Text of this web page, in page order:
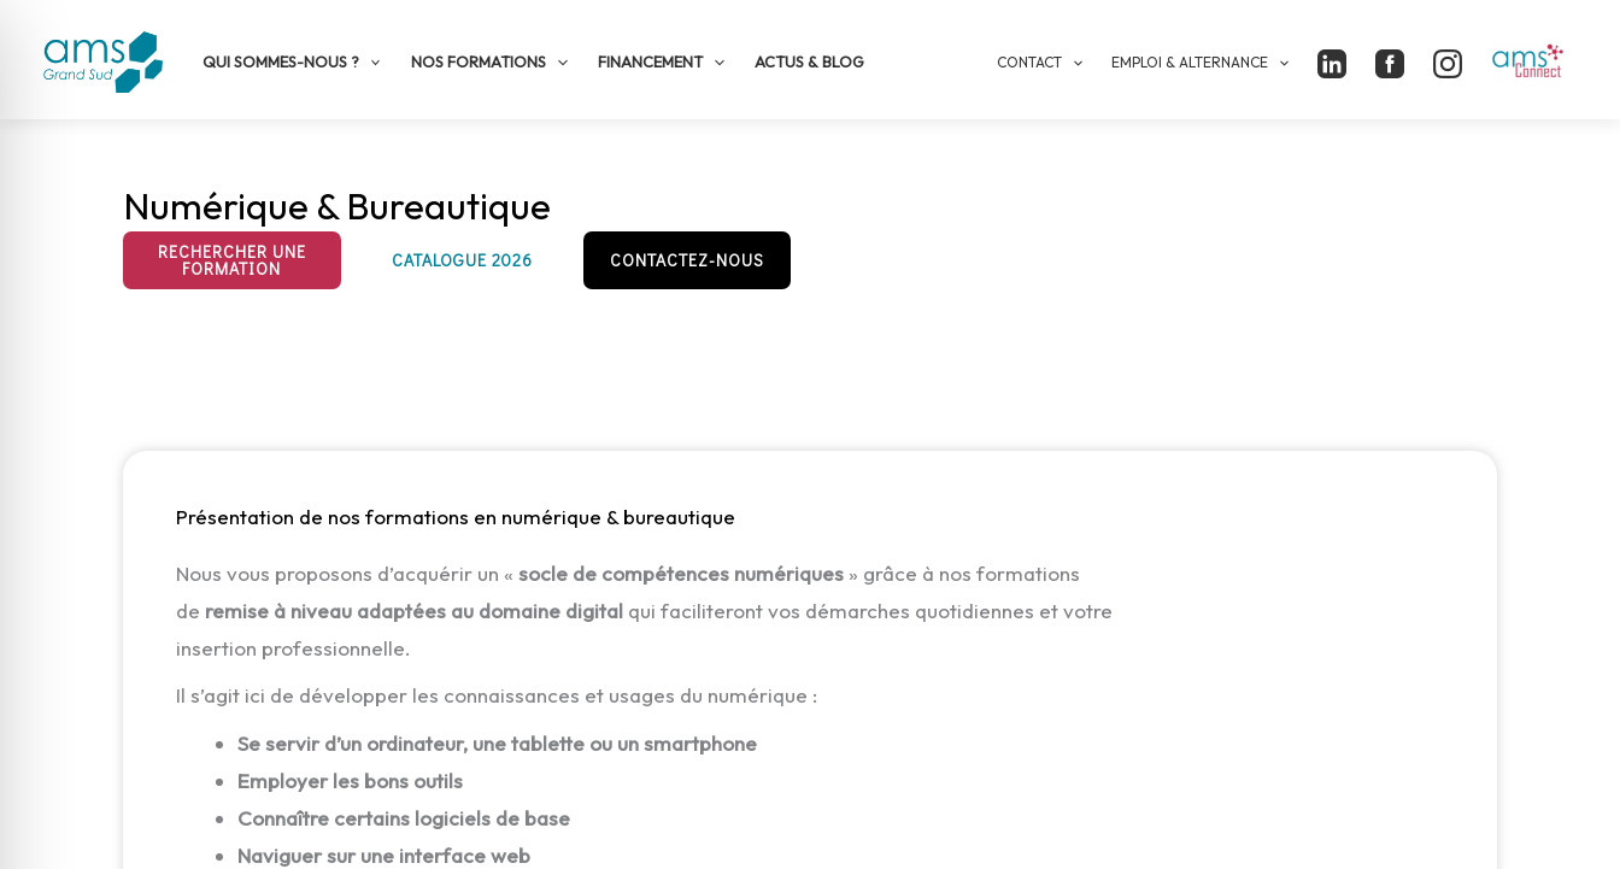
QUI SOMMES-NOUS ? NOS FORMATIONS FINANCEMENT ACTUS & BLOG CONTACT EMPLOI & ALTERNANCE
Numérique & Bureautique
CATALOGUE 2026 CONTACTEZ-NOUS
RECHERCHER UNE
FORMATION
Présentation de nos formations en numérique & bureautique
Nous vous proposons d’acquérir un « socle de compétences numériques » grâce à nos formations
de remise à niveau adaptées au domaine digital qui faciliteront vos démarches quotidiennes et votre
insertion professionnelle.
Il s’agit ici de développer les connaissances et usages du numérique :
Se servir d’un ordinateur, une tablette ou un smartphone
Employer les bons outils
Connaître certains logiciels de base
Naviguer sur une interface web